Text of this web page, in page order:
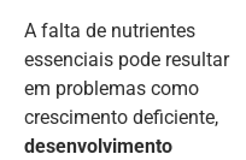
A falta de nutrientes
essenciais pode resultar
em problemas como
crescimento deficiente,
desenvolvimento